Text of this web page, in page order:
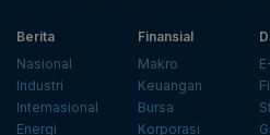
Berita
Nasional
Industri
Internasional
Energi
Finansial
Makro
Keuangan
Bursa
Korporasi